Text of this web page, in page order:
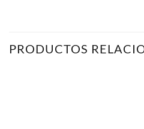
PRODUCTOS